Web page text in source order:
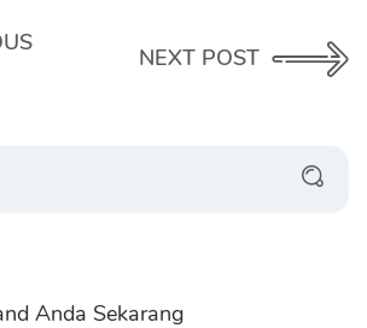
NEXT POST
Anda Sekarang